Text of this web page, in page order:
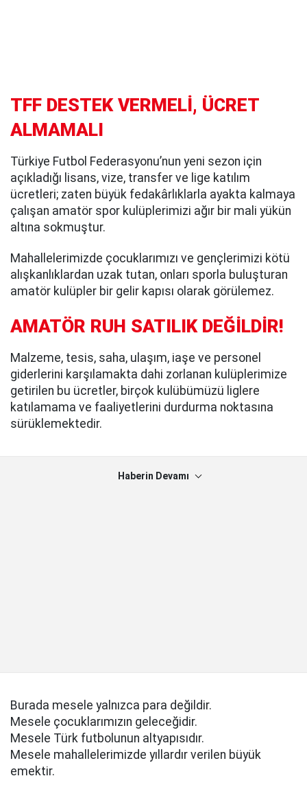
TFF DESTEK VERMELİ, ÜCRET
ALMAMALI
Türkiye Futbol Federasyonu’nun yeni sezon için
açıkladığı lisans, vize, transfer ve lige katılım
ücretleri; zaten büyük fedakârlıklarla ayakta kalmaya
çalışan amatör spor kulüplerimizi ağır bir mali yükün
altına sokmuştur.
Mahallelerimizde çocuklarımızı ve gençlerimizi kötü
alışkanlıklardan uzak tutan, onları sporla buluşturan
amatör kulüpler bir gelir kapısı olarak görülemez.
AMATÖR RUH SATILIK DEĞİLDİR!
Malzeme, tesis, saha, ulaşım, iaşe ve personel
giderlerini karşılamakta dahi zorlanan kulüplerimize
getirilen bu ücretler, birçok kulübümüzü liglere
katılamama ve faaliyetlerini durdurma noktasına
sürüklemektedir.
Haberin Devamı
Burada mesele yalnızca para değildir.
Mesele çocuklarımızın geleceğidir.
Mesele Türk futbolunun altyapısıdır.
Mesele mahallelerimizde yıllardır verilen büyük
emektir.